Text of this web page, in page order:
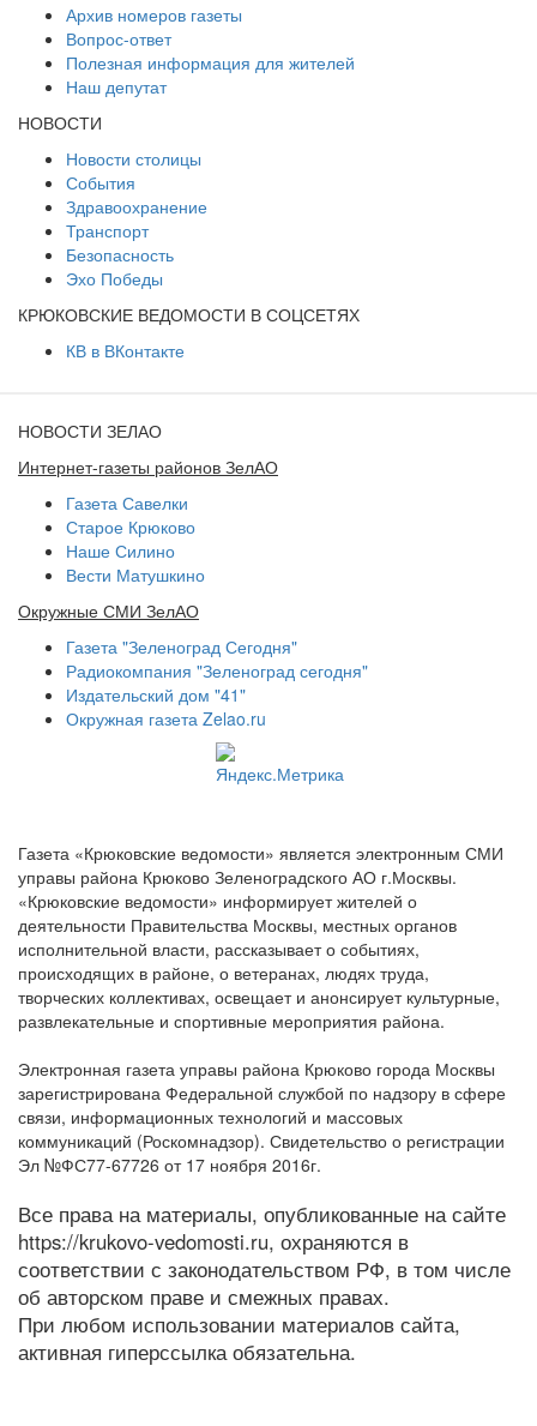
Архив номеров газеты
Вопрос-ответ
Полезная информация для жителей
Наш депутат
НОВОСТИ
Новости столицы
События
Здравоохранение
Транспорт
Безопасность
Эхо Победы
КРЮКОВСКИЕ ВЕДОМОСТИ В СОЦСЕТЯХ
КВ в ВКонтакте
НОВОСТИ ЗЕЛАО
Интернет-газеты районов ЗелАО
Газета Савелки
Старое Крюково
Наше Силино
Вести Матушкино
Окружные СМИ ЗелАО
Газета "Зеленоград Сегодня"
Радиокомпания "Зеленоград сегодня"
Издательский дом "41"
Окружная газета Zelao.ru
Газета «Крюковские ведомости» является электронным СМИ
управы района Крюково Зеленоградского АО г.Москвы.
«Крюковские ведомости» информирует жителей о
деятельности Правительства Москвы, местных органов
исполнительной власти, рассказывает о событиях,
происходящих в районе, о ветеранах, людях труда,
творческих коллективах, освещает и анонсирует культурные,
развлекательные и спортивные мероприятия района.
Электронная газета управы района Крюково города Москвы
зарегистрирована Федеральной службой по надзору в сфере
связи, информационных технологий и массовых
коммуникаций (Роскомнадзор). Свидетельство о регистрации
Эл №ФС77-67726 от 17 ноября 2016г.
Все права на материалы, опубликованные на сайте
https://krukovo-vedomosti.ru, охраняются в
соответствии с законодательством РФ, в том числе
об авторском праве и смежных правах.
При любом использовании материалов сайта,
активная гиперссылка обязательна.